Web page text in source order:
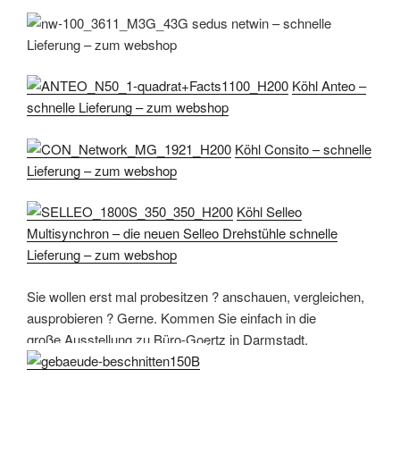
sedus netwin – schnelle
Lieferung – zum webshop
Köhl Anteo –
schnelle Lieferung – zum webshop
Köhl Consito – schnelle
Lieferung – zum webshop
Köhl Selleo
Multisynchron – die neuen Selleo Drehstühle schnelle
Lieferung – zum webshop
Sie wollen erst mal probesitzen ? anschauen, vergleichen,
ausprobieren ? Gerne. Kommen Sie einfach in die
große Ausstellung zu Büro-Goertz in Darmstadt.